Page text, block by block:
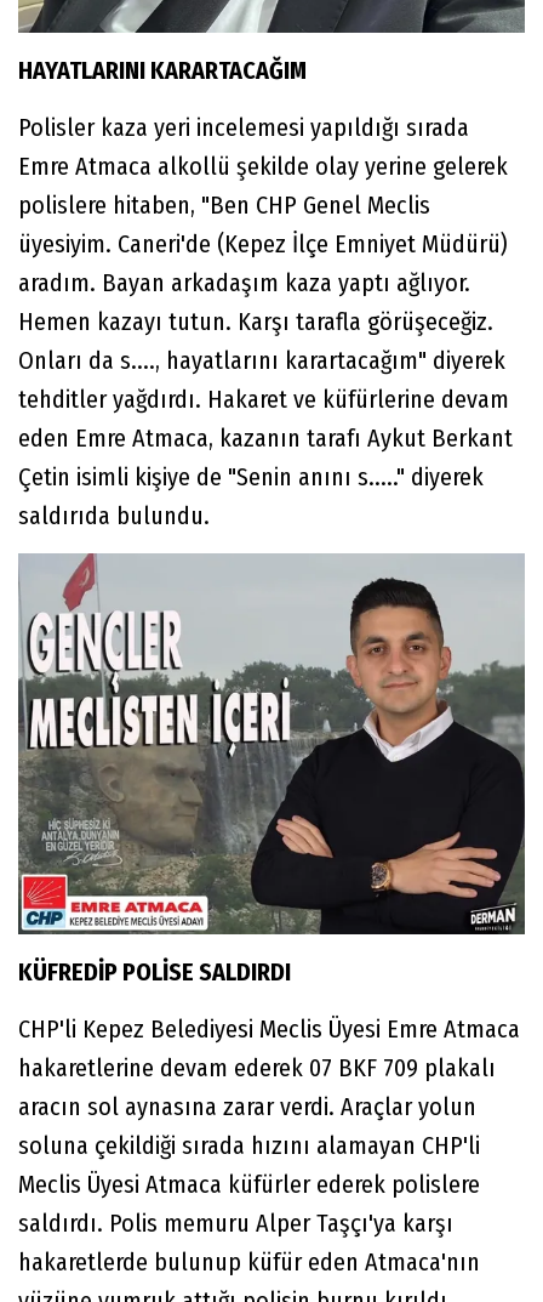
HAYATLARINI KARARTACAĞIM
Polisler kaza yeri incelemesi yapıldığı sırada
Emre Atmaca alkollü şekilde olay yerine gelerek
polislere hitaben, "Ben CHP Genel Meclis
üyesiyim. Caneri'de (Kepez İlçe Emniyet Müdürü)
aradım. Bayan arkadaşım kaza yaptı ağlıyor.
Hemen kazayı tutun. Karşı tarafla görüşeceğiz.
Onları da s...., hayatlarını karartacağım" diyerek
tehditler yağdırdı. Hakaret ve küfürlerine devam
eden Emre Atmaca, kazanın tarafı Aykut Berkant
Çetin isimli kişiye de "Senin anını s....." diyerek
saldırıda bulundu.
KÜFREDİP POLİSE SALDIRDI
CHP'li Kepez Belediyesi Meclis Üyesi Emre Atmaca
hakaretlerine devam ederek 07 BKF 709 plakalı
aracın sol aynasına zarar verdi. Araçlar yolun
soluna çekildiği sırada hızını alamayan CHP'li
Meclis Üyesi Atmaca küfürler ederek polislere
saldırdı. Polis memuru Alper Taşçı'ya karşı
hakaretlerde bulunup küfür eden Atmaca'nın